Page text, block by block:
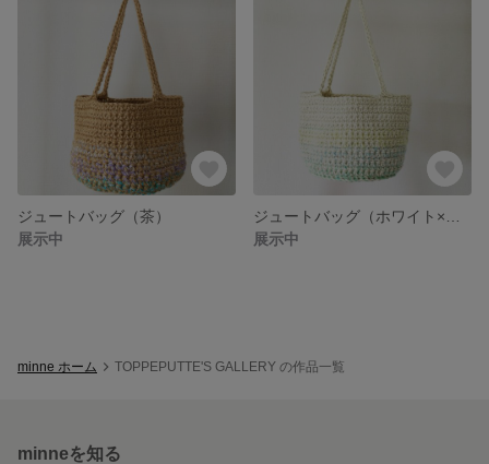
ジュートバッグ（茶）
展示中
展示中
minne ホーム TOPPEPUTTE'S GALLERY の作品一覧
minneを知る